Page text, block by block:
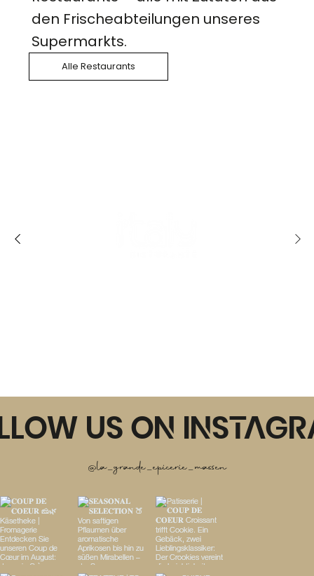
den Frischeabteilungen unseres
Supermarkts.
Alle Restaurants
us on
@la_grande_epicerie_massen